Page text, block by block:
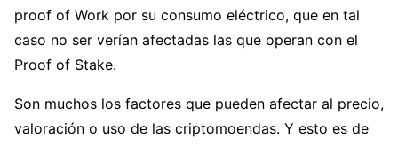
proof of Work por su consumo eléctrico, que en tal
caso no ser verían afectadas las que operan con el
Proof of Stake.
Son muchos los factores que pueden afectar al precio,
valoración o uso de las criptomoendas. Y esto es de